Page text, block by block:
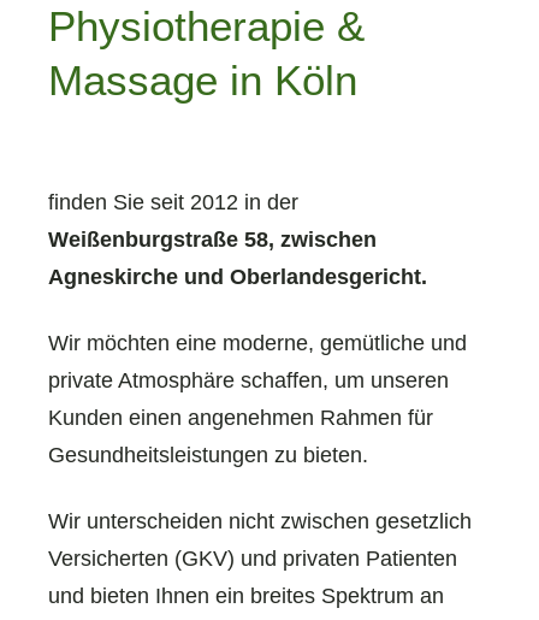
Physiotherapie &
Massage in Köln
finden Sie seit 2012 in der
Weißenburgstraße 58, zwischen
Agneskirche und Oberlandesgericht.
Wir möchten eine moderne, gemütliche und
private Atmosphäre schaffen, um unseren
Kunden einen angenehmen Rahmen für
Gesundheitsleistungen zu bieten.
Wir unterscheiden nicht zwischen gesetzlich
Versicherten (GKV) und privaten Patienten
und bieten Ihnen ein breites Spektrum an